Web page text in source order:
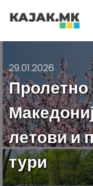
29.01.2026
летови и
тури